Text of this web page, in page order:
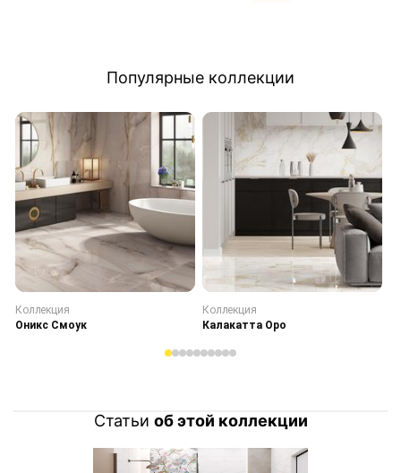
Популярные коллекции
Коллекция
Оникс Смоук
Коллекция
Калакатта Оро
Статьи об этой коллекции